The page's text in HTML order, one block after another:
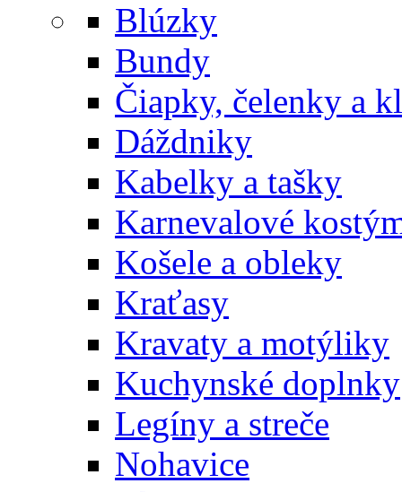
Blúzky
Bundy
Čiapky, čelenky a
Dáždniky
Kabelky a tašky
Karnevalové
Košele a obleky
Kraťasy
Kravaty a motýliky
Kuchynské doplnky
Legíny a streče
Nohavice